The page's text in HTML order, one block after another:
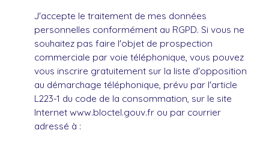
J'accepte le traitement de mes données
personnelles conformément au RGPD. Si vous ne
souhaitez pas faire l'objet de prospection
commerciale par voie téléphonique, vous pouvez
vous inscrire gratuitement sur la liste d'opposition
au démarchage téléphonique, prévu par l'article
L223-1 du code de la consommation, sur le site
Internet www.bloctel.gouv.fr ou par courrier
adressé à :